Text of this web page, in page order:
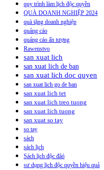
quy trình làm lịch độc quyền
QUÀ DOANH NGHIỆP 2024
quà tặng doanh nghiệp
quảng cáo
quảng cáo ấn tượng
Rawenstvo
san xuat lich
san xuat lich de ban
san xuat lich doc quyen
san xuat lich go de ban
san xuat lich tet
san xuat lich treo tuong
san xuat lich tuong
san xuat so tay
so tay
sách
sách lịch
Sách lịch độc đâó
sư dụng lịch độc quyền hiệu quả